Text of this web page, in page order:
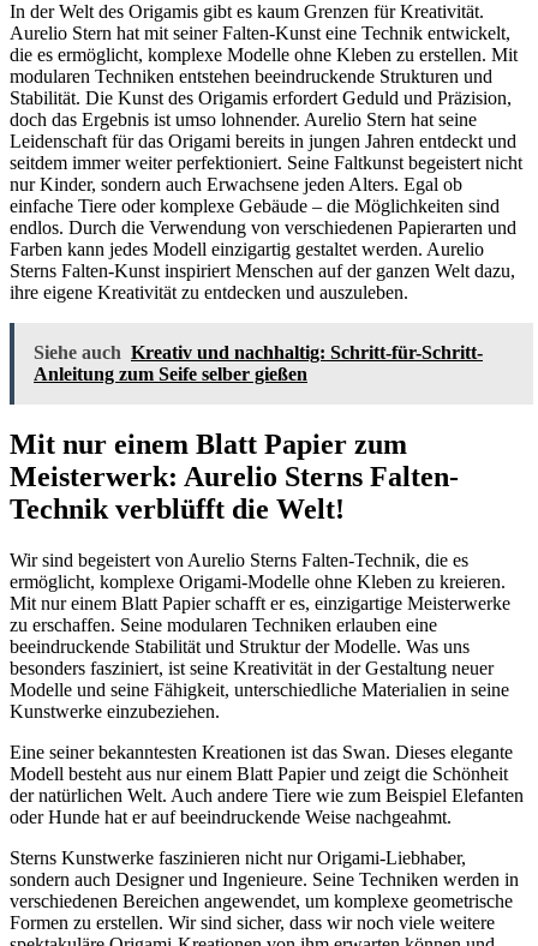
In der Welt des Origamis gibt es kaum Grenzen für Kreativität.
Aurelio Stern hat mit seiner Falten-Kunst eine Technik entwickelt,
die es ermöglicht, komplexe Modelle ohne Kleben zu erstellen. Mit
modularen Techniken entstehen beeindruckende Strukturen und
Stabilität. Die Kunst des Origamis erfordert Geduld und Präzision,
doch das Ergebnis ist umso lohnender. Aurelio Stern hat seine
Leidenschaft für das Origami bereits in jungen Jahren entdeckt und
seitdem immer weiter perfektioniert. Seine Faltkunst begeistert nicht
nur Kinder, sondern auch Erwachsene jeden Alters. Egal ob
einfache Tiere oder komplexe Gebäude – die Möglichkeiten sind
endlos. Durch die Verwendung von verschiedenen Papierarten und
Farben kann jedes Modell einzigartig gestaltet werden. Aurelio
Sterns Falten-Kunst inspiriert Menschen auf der ganzen Welt dazu,
ihre eigene Kreativität zu entdecken und auszuleben.
Siehe auch Kreativ und nachhaltig: Schritt-für-Schritt-
Anleitung zum Seife selber gießen
Mit nur einem Blatt Papier zum
Meisterwerk: Aurelio Sterns Falten-
Technik verblüfft die Welt!
Wir sind begeistert von Aurelio Sterns Falten-Technik, die es
ermöglicht, komplexe Origami-Modelle ohne Kleben zu kreieren.
Mit nur einem Blatt Papier schafft er es, einzigartige Meisterwerke
zu erschaffen. Seine modularen Techniken erlauben eine
beeindruckende Stabilität und Struktur der Modelle. Was uns
besonders fasziniert, ist seine Kreativität in der Gestaltung neuer
Modelle und seine Fähigkeit, unterschiedliche Materialien in seine
Kunstwerke einzubeziehen.
Eine seiner bekanntesten Kreationen ist das Swan. Dieses elegante
Modell besteht aus nur einem Blatt Papier und zeigt die Schönheit
der natürlichen Welt. Auch andere Tiere wie zum Beispiel Elefanten
oder Hunde hat er auf beeindruckende Weise nachgeahmt.
Sterns Kunstwerke faszinieren nicht nur Origami-Liebhaber,
sondern auch Designer und Ingenieure. Seine Techniken werden in
verschiedenen Bereichen angewendet, um komplexe geometrische
Formen zu erstellen. Wir sind sicher, dass wir noch viele weitere